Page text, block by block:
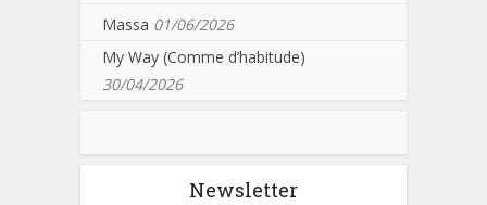
Massa 01/06/2026
My Way (Comme d’habitude)
30/04/2026
Newsletter